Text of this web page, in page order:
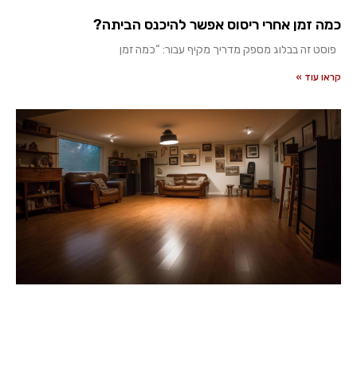
כמה זמן אחרי ריסוס אפשר להיכנס הביתה?
פוסט זה בבלוג מספק מדריך מקיף עבור: “כמה זמן
קראו עוד »